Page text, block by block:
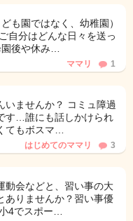
も園ではなく、幼稚園）
自分はどんな日々を送っ
後や休み…
ママリ 1
いませんか？ コミュ障過
す…誰にも話しかけられ
てもボスマ…
はじめてのママリ 3
動会などと、習い事の大
ありませんか？習い事優
4でスポー…